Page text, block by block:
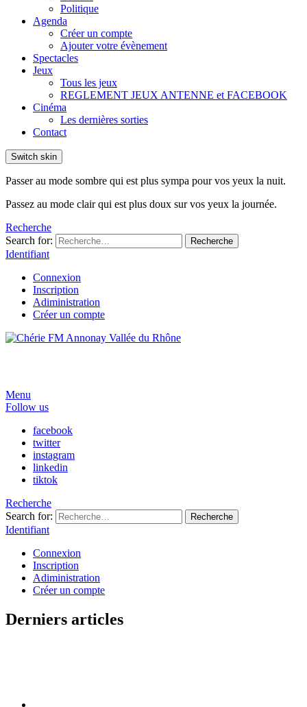
Politique
Agenda
Créer un compte
Ajouter votre évènement
Spectacles
Jeux
Tous les jeux
REGLEMENT JEUX ANTENNE et FACEBOOK
Cinéma
Les dernières sorties
Contact
Switch skin
Passer au mode sombre qui est plus sympa pour vos yeux la nuit.
Passez au mode clair qui est plus doux sur vos yeux la journée.
Recherche
Search for:
Recherche
Identifiant
Connexion
Inscription
Adiministration
Créer un compte
Menu
Follow us
facebook
twitter
instagram
linkedin
tiktok
Recherche
Search for:
Recherche
Identifiant
Connexion
Inscription
Adiministration
Créer un compte
Derniers articles